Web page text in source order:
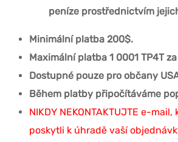
peníze prostřednictvím
Minimální platba 200$.
Maximální platba 1 0001 TP4T
Dostupné pouze pro občany
Během platby připočítáváme
NIKDY NEKONTAKTUJTE e-
poskytli k úhradě vaší